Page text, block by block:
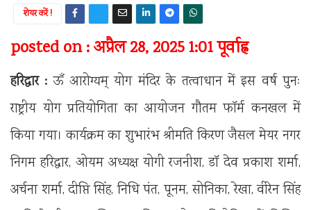
शेयर करें !
posted on : अप्रैल 28, 2025 1:01 पूर्वाह्न
हरिद्वार : ऊँ आरोग्यम् योग मंदिर के तत्वाधान में इस वर्ष पुनः
राष्ट्रीय योग प्रतियोगिता का आयोजन गौतम फॉर्म कनखल में
किया गया। कार्यक्रम का शुभारंभ श्रीमति किरण जैसल मेयर नगर
निगम हरिद्वार, ओयम अध्यक्ष योगी रजनीश, डॉ देव प्रकाश शर्मा,
अर्चना शर्मा, दीप्ति सिंह, निधि पंत, पूनम, सोनिका, रेखा, वीरेन सिंह